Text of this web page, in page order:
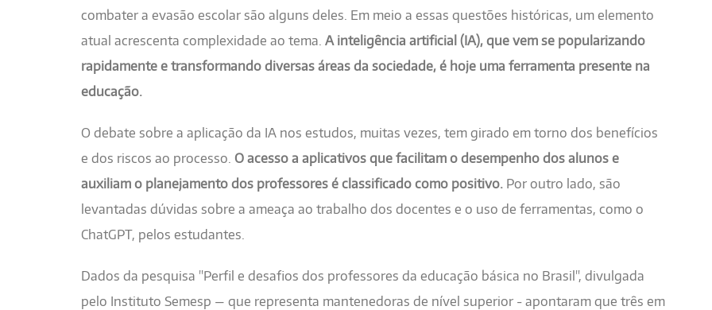
combater a evasão escolar são alguns deles. Em meio a essas questões históricas, um elemento
atual acrescenta complexidade ao tema. A inteligência artificial (IA), que vem se popularizando
rapidamente e transformando diversas áreas da sociedade, é hoje uma ferramenta presente na
educação.
O debate sobre a aplicação da IA nos estudos, muitas vezes, tem girado em torno dos benefícios
e dos riscos ao processo. O acesso a aplicativos que facilitam o desempenho dos alunos e
auxiliam o planejamento dos professores é classificado como positivo. Por outro lado, são
levantadas dúvidas sobre a ameaça ao trabalho dos docentes e o uso de ferramentas, como o
ChatGPT, pelos estudantes.
Dados da pesquisa "Perfil e desafios dos professores da educação básica no Brasil", divulgada
pelo Instituto Semesp — que representa mantenedoras de nível superior - apontaram que três em